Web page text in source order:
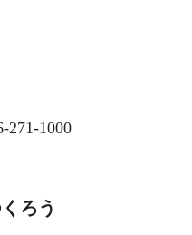
1000
ろう